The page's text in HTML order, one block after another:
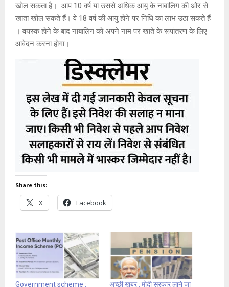
खोल सकता है। आप 10 वर्ष या उससे अधिक आयु के नाबालिग की ओर से
खाता खोल सकते हैं। वे 18 वर्ष की आयु होने पर निधि का लाभ उठा सकते हैं
। वयस्क होने के बाद नाबालिग को अपने नाम पर खाते के रूपांतरण के लिए
आवेदन करना होगा।
Share this:
X Facebook
Government scheme : अच्छी खबर : मोदी सरकार लाने जा